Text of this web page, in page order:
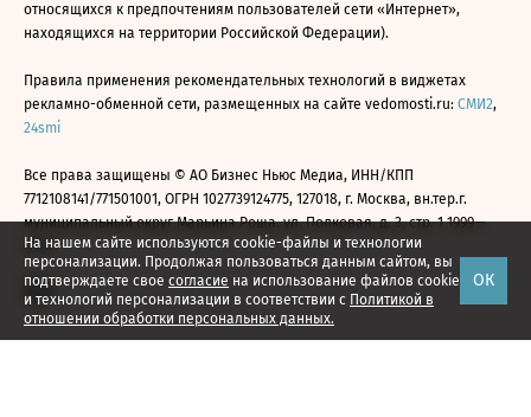
На нашем сайте используются cookie-файлы и технологии
персонализации. Продолжая пользоваться данным сайтом, вы
подтверждаете свое согласие на использование файлов cookie
и технологий персонализации в соответствии с Политикой в
отношении обработки персональных данных.
ОК
относящихся к предпочтениям пользователей сети «Интернет»,
находящихся на территории Российской Федерации).
Правила применения рекомендательных технологий в виджетах
рекламно-обменной сети, размещенных на сайте vedomosti.ru: СМИ2,
24smi
Все права защищены © АО Бизнес Ньюс Медиа, ИНН/КПП
7712108141/771501001, ОГРН 1027739124775, 127018, г. Москва, вн.тер.г.
муниципальный округ Марьина Роща, ул. Полковая, д. 3, стр. 1 1999—
2026